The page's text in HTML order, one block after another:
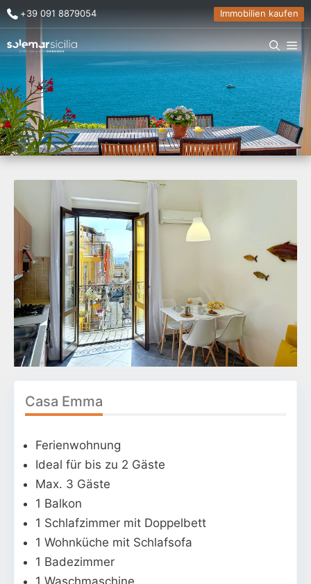
+39 091 8879054 Immobilien kaufen
Casa Emma
Ferienwohnung
Ideal für bis zu 2 Gäste
Max. 3 Gäste
1 Balkon
1 Schlafzimmer mit Doppelbett
1 Wohnküche mit Schlafsofa
1 Badezimmer
1 Waschmaschine